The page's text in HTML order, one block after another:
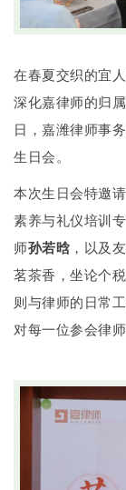
在春夏交织的宜
深化嘉律师的归
日，嘉潍律师事
生日会。
本次生日会特邀
素养与礼仪培训
师孙若晗 ，以及
茗茶香，坐论个
则与律师的日常
对每一位参会律